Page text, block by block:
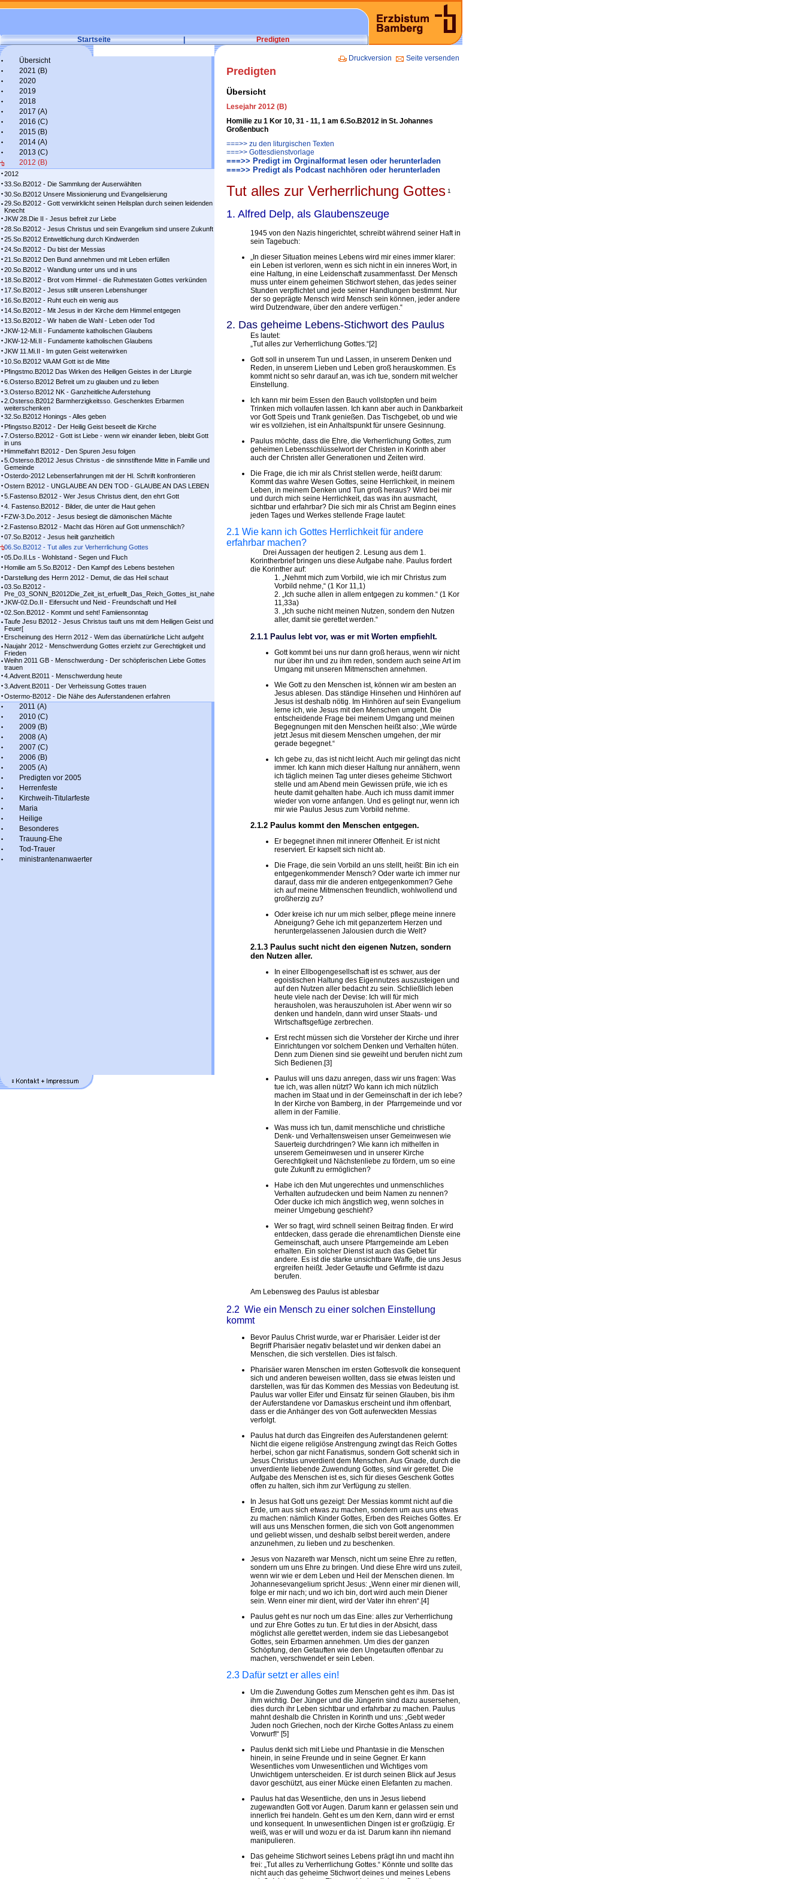
Startseite | Predigten
Übersicht
2021 (B)
2020
2019
2018
2017 (A)
2016 (C)
2015 (B)
2014 (A)
2013 (C)
2012 (B)
2012
33.So.B2012 - Die Sammlung der Auserwählten
30.So.B2012 Unsere Missionierung und Evangelisierung
29.So.B2012 - Gott verwirklicht seinen Heilsplan durch seinen leidenden
Knecht
JKW 28.Die II - Jesus befreit zur Liebe
28.So.B2012 - Jesus Christus und sein Evangelium sind unsere Zukunft
25.So.B2012 Entweltlichung durch Kindwerden
24.So.B2012 - Du bist der Messias
21.So.B2012 Den Bund annehmen und mit Leben erfüllen
20.So.B2012 - Wandlung unter uns und in uns
18.So.B2012 - Brot vom Himmel - die Ruhmestaten Gottes verkünden
17.So.B2012 - Jesus stillt unseren Lebenshunger
16.So.B2012 - Ruht euch ein wenig aus
14.So.B2012 - Mit Jesus in der Kirche dem Himmel entgegen
13.So.B2012 - Wir haben die Wahl - Leben oder Tod
JKW-12-Mi.II - Fundamente katholischen Glaubens
JKW-12-Mi.II - Fundamente katholischen Glaubens
JKW 11.Mi.II - Im guten Geist weiterwirken
10.So.B2012 VA AM Gott ist die Mitte
Pfingstmo.B2012 Das Wirken des Heiligen Geistes in der Liturgie
6.Osterso.B2012 Befreit um zu glauben und zu lieben
3.Osterso.B2012 NK - Ganzheitliche Auferstehung
2.Osterso.B2012 Barmherzigkeitsso. Geschenktes Erbarmen
weiterschenken
32.So.B2012 Honings - Alles geben
Pfingstso.B2012 - Der Heilig Geist beseelt die Kirche
7.Osterso.B2012 - Gott ist Liebe - wenn wir einander lieben, bleibt Gott
in uns
Himmelfahrt B2012 - Den Spuren Jesu folgen
5.Osterso.B2012 Jesus Christus - die sinnstiftende Mitte in Familie und
Gemeinde
Osterdo-2012 Lebenserfahrungen mit der Hl. Schrift konfrontieren
Ostern B2012 - UNGLAUBE AN DEN TOD - GLAUBE AN DAS LEBEN
5.Fastenso.B2012 - Wer Jesus Christus dient, den ehrt Gott
4. Fastenso.B2012 - Bilder, die unter die Haut gehen
FZW-3.Do.2012 - Jesus besiegt die dämonischen Mächte
2.Fastenso.B2012 - Macht das Hören auf Gott unmenschlich?
07.So.B2012 - Jesus heilt ganzheitlich
06.So.B2012 - Tut alles zur Verherrlichung Gottes
05.Do.II.Ls - Wohlstand - Segen und Fluch
Homilie am 5.So.B2012 - Den Kampf des Lebens bestehen
Darstellung des Herrn 2012 - Demut, die das Heil schaut
03.So.B2012 -
Pre_03_SONN_B2012Die_Zeit_ist_erfuellt_Das_Reich_Gottes_ist_nahe
JKW-02.Do.II - Eifersucht und Neid - Freundschaft und Heil
02.Son.B2012 - Kommt und seht! Famiiensonntag
Taufe Jesu B2012 - Jesus Christus tauft uns mit dem Heiligen Geist und
Feuer[
Erscheinung des Herrn 2012 - Wem das übernatürliche Licht aufgeht
Naujahr 2012 - Menschwerdung Gottes erzieht zur Gerechtigkeit und
Frieden
Weihn 2011 GB - Menschwerdung - Der schöpferischen Liebe Gottes
trauen
4.Advent.B2011 - Menschwerdung heute
3.Advent.B2011 - Der Verheissung Gottes trauen
Ostermo-B2012 - Die Nähe des Auferstandenen erfahren
2011 (A)
2010 (C)
2009 (B)
2008 (A)
2007 (C)
2006 (B)
2005 (A)
Predigten vor 2005
Herrenfeste
Kirchweih-Titularfeste
Maria
Heilige
Besonderes
Trauung-Ehe
Tod-Trauer
ministrantenanwaerter
Druckversion Seite versenden
Predigten
Übersicht
Lesejahr 2012 (B)
Homilie zu 1 Kor 10, 31 - 11, 1 am 6.So.B2012 in St. Johannes
Großenbuch
===>> zu den liturgischen Texten
===>> Gottesdienstvorlage
===>> Predigt im Orginalformat lesen oder herunterladen
===>> Predigt als Podcast nachhören oder herunterladen
Tut alles zur Verherrlichung Gottes 1
1. Alfred Delp, als Glaubenszeuge
1945 von den Nazis hingerichtet, schreibt während seiner Haft in
sein Tagebuch:
„In dieser Situation meines Lebens wird mir eines immer klarer:
ein Leben ist verloren, wenn es sich nicht in ein inneres Wort, in
eine Haltung, in eine Leidenschaft zusammenfasst. Der Mensch
muss unter einem geheimen Stichwort stehen, das jedes seiner
Stunden verpflichtet und jede seiner Handlungen bestimmt. Nur
der so geprägte Mensch wird Mensch sein können, jeder andere
wird Dutzendware, über den andere verfügen.“
2. Das geheime Lebens-Stichwort des Paulus
Es lautet:
„Tut alles zur Verherrlichung Gottes.“[2]
Gott soll in unserem Tun und Lassen, in unserem Denken und
Reden, in unserem Lieben und Leben groß herauskommen. Es
kommt nicht so sehr darauf an, was ich tue, sondern mit welcher
Einstellung.
Ich kann mir beim Essen den Bauch vollstopfen und beim
Trinken mich vollaufen lassen. Ich kann aber auch in Dankbarkeit
vor Gott Speis und Trank genießen. Das Tischgebet, ob und wie
wir es vollziehen, ist ein Anhaltspunkt für unsere Gesinnung.
Paulus möchte, dass die Ehre, die Verherrlichung Gottes, zum
geheimen Lebensschlüsselwort der Christen in Korinth aber
auch der Christen aller Generationen und Zeiten wird.
Die Frage, die ich mir als Christ stellen werde, heißt darum:
Kommt das wahre Wesen Gottes, seine Herrlichkeit, in meinem
Leben, in meinem Denken und Tun groß heraus? Wird bei mir
und durch mich seine Herrlichkeit, das was ihn ausmacht,
sichtbar und erfahrbar? Die sich mir als Christ am Beginn eines
jeden Tages und Werkes stellende Frage lautet:
2.1 Wie kann ich Gottes Herrlichkeit für andere
erfahrbar machen?
Drei Aussagen der heutigen 2. Lesung aus dem 1.
Korintherbrief bringen uns diese Aufgabe nahe. Paulus fordert
die Korinther auf:
1. „Nehmt mich zum Vorbild, wie ich mir Christus zum
Vorbild nehme,“ (1 Kor 11,1)
2. „Ich suche allen in allem entgegen zu kommen.“ (1 Kor
11,33a)
3. „Ich suche nicht meinen Nutzen, sondern den Nutzen
aller, damit sie gerettet werden.“
2.1.1 Paulus lebt vor, was er mit Worten empfiehlt.
Gott kommt bei uns nur dann groß heraus, wenn wir nicht
nur über ihn und zu ihm reden, sondern auch seine Art im
Umgang mit unseren Mitmenschen annehmen.
Wie Gott zu den Menschen ist, können wir am besten an
Jesus ablesen. Das ständige Hinsehen und Hinhören auf
Jesus ist deshalb nötig. Im Hinhören auf sein Evangelium
lerne ich, wie Jesus mit den Menschen umgeht. Die
entscheidende Frage bei meinem Umgang und meinen
Begegnungen mit den Menschen heißt also: „Wie würde
jetzt Jesus mit diesem Menschen umgehen, der mir
gerade begegnet.“
Ich gebe zu, das ist nicht leicht. Auch mir gelingt das nicht
immer. Ich kann mich dieser Haltung nur annähern, wenn
ich täglich meinen Tag unter dieses geheime Stichwort
stelle und am Abend mein Gewissen prüfe, wie ich es
heute damit gehalten habe. Auch ich muss damit immer
wieder von vorne anfangen. Und es gelingt nur, wenn ich
mir wie Paulus Jesus zum Vorbild nehme.
2.1.2 Paulus kommt den Menschen entgegen.
Er begegnet ihnen mit innerer Offenheit. Er ist nicht
reserviert. Er kapselt sich nicht ab.
Die Frage, die sein Vorbild an uns stellt, heißt: Bin ich ein
entgegenkommender Mensch? Oder warte ich immer nur
darauf, dass mir die anderen entgegenkommen? Gehe
ich auf meine Mitmenschen freundlich, wohlwollend und
großherzig zu?
Oder kreise ich nur um mich selber, pflege meine innere
Abneigung? Gehe ich mit gepanzertem Herzen und
heruntergelassenen Jalousien durch die Welt?
2.1.3 Paulus sucht nicht den eigenen Nutzen, sondern
den Nutzen aller.
In einer Ellbogengesellschaft ist es schwer, aus der
egoistischen Haltung des Eigennutzes auszusteigen und
auf den Nutzen aller bedacht zu sein. Schließlich leben
heute viele nach der Devise: Ich will für mich
herausholen, was herauszuholen ist. Aber wenn wir so
denken und handeln, dann wird unser Staats- und
Wirtschaftsgefüge zerbrechen.
Erst recht müssen sich die Vorsteher der Kirche und ihrer
Einrichtungen vor solchem Denken und Verhalten hüten.
Denn zum Dienen sind sie geweiht und berufen nicht zum
Sich Bedienen.[3]
Paulus will uns dazu anregen, dass wir uns fragen: Was
tue ich, was allen nützt? Wo kann ich mich nützlich
machen im Staat und in der Gemeinschaft in der ich lebe?
In der Kirche von Bamberg, in der Pfarrgemeinde und vor
allem in der Familie.
Was muss ich tun, damit menschliche und christliche
Denk- und Verhaltensweisen unser Gemeinwesen wie
Sauerteig durchdringen? Wie kann ich mithelfen in
unserem Gemeinwesen und in unserer Kirche
Gerechtigkeit und Nächstenliebe zu fördern, um so eine
gute Zukunft zu ermöglichen?
Habe ich den Mut ungerechtes und unmenschliches
Verhalten aufzudecken und beim Namen zu nennen?
Oder ducke ich mich ängstlich weg, wenn solches in
meiner Umgebung geschieht?
Wer so fragt, wird schnell seinen Beitrag finden. Er wird
entdecken, dass gerade die ehrenamtlichen Dienste eine
Gemeinschaft, auch unsere Pfarrgemeinde am Leben
erhalten. Ein solcher Dienst ist auch das Gebet für
andere. Es ist die starke unsichtbare Waffe, die uns Jesus
ergreifen heißt. Jeder Getaufte und Gefirmte ist dazu
berufen.
Am Lebensweg des Paulus ist ablesbar
2.2 Wie ein Mensch zu einer solchen Einstellung
kommt
Bevor Paulus Christ wurde, war er Pharisäer. Leider ist der
Begriff Pharisäer negativ belastet und wir denken dabei an
Menschen, die sich verstellen. Dies ist falsch.
Pharisäer waren Menschen im ersten Gottesvolk die konsequent
sich und anderen beweisen wollten, dass sie etwas leisten und
darstellen, was für das Kommen des Messias von Bedeutung ist.
Paulus war voller Eifer und Einsatz für seinen Glauben, bis ihm
der Auferstandene vor Damaskus erscheint und ihm offenbart,
dass er die Anhänger des von Gott auferweckten Messias
verfolgt.
Paulus hat durch das Eingreifen des Auferstandenen gelernt:
Nicht die eigene religiöse Anstrengung zwingt das Reich Gottes
herbei, schon gar nicht Fanatismus, sondern Gott schenkt sich in
Jesus Christus unverdient dem Menschen. Aus Gnade, durch die
unverdiente liebende Zuwendung Gottes, sind wir gerettet. Die
Aufgabe des Menschen ist es, sich für dieses Geschenk Gottes
offen zu halten, sich ihm zur Verfügung zu stellen.
In Jesus hat Gott uns gezeigt: Der Messias kommt nicht auf die
Erde, um aus sich etwas zu machen, sondern um aus uns etwas
zu machen: nämlich Kinder Gottes, Erben des Reiches Gottes. Er
will aus uns Menschen formen, die sich von Gott angenommen
und geliebt wissen, und deshalb selbst bereit werden, andere
anzunehmen, zu lieben und zu beschenken.
Jesus von Nazareth war Mensch, nicht um seine Ehre zu retten,
sondern um uns Ehre zu bringen. Und diese Ehre wird uns zuteil,
wenn wir wie er dem Leben und Heil der Menschen dienen. Im
Johannesevangelium spricht Jesus: „Wenn einer mir dienen will,
folge er mir nach; und wo ich bin, dort wird auch mein Diener
sein. Wenn einer mir dient, wird der Vater ihn ehren“.[4]
Paulus geht es nur noch um das Eine: alles zur Verherrlichung
und zur Ehre Gottes zu tun. Er tut dies in der Absicht, dass
möglichst alle gerettet werden, indem sie das Liebesangebot
Gottes, sein Erbarmen annehmen. Um dies der ganzen
Schöpfung, den Getauften wie den Ungetauften offenbar zu
machen, verschwendet er sein Leben.
2.3 Dafür setzt er alles ein!
Um die Zuwendung Gottes zum Menschen geht es ihm. Das ist
ihm wichtig. Der Jünger und die Jüngerin sind dazu ausersehen,
dies durch ihr Leben sichtbar und erfahrbar zu machen. Paulus
mahnt deshalb die Christen in Korinth und uns: „Gebt weder
Juden noch Griechen, noch der Kirche Gottes Anlass zu einem
Vorwurf!“ [5]
Paulus denkt sich mit Liebe und Phantasie in die Menschen
hinein, in seine Freunde und in seine Gegner. Er kann
Wesentliches vom Unwesentlichen und Wichtiges vom
Unwichtigem unterscheiden. Er ist durch seinen Blick auf Jesus
davor geschützt, aus einer Mücke einen Elefanten zu machen.
Paulus hat das Wesentliche, den uns in Jesus liebend
zugewandten Gott vor Augen. Darum kann er gelassen sein und
innerlich frei handeln. Geht es um den Kern, dann wird er ernst
und konsequent. In unwesentlichen Dingen ist er großzügig. Er
weiß, was er will und wozu er da ist. Darum kann ihn niemand
manipulieren.
Das geheime Stichwort seines Lebens prägt ihn und macht ihn
frei: „Tut alles zu Verherrlichung Gottes.“ Könnte und sollte das
nicht auch das geheime Stichwort deines und meines Lebens